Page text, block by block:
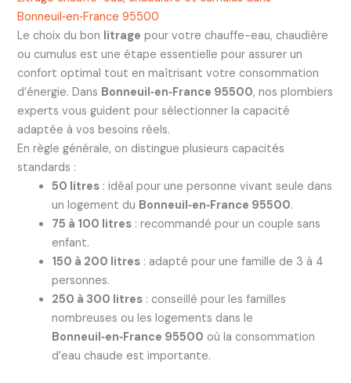
Bonneuil‑en‑France 95500
Le choix du bon litrage pour votre chauffe-eau, chaudière
ou cumulus est une étape essentielle pour assurer un
confort optimal tout en maîtrisant votre consommation
d’énergie. Dans Bonneuil‑en‑France 95500, nos plombiers
experts vous guident pour sélectionner la capacité
adaptée à vos besoins réels.
En règle générale, on distingue plusieurs capacités
standards :
50 litres: idéal pour une personne vivant seule dans
un logement du Bonneuil‑en‑France 95500.
75 à 100 litres: recommandé pour un couple sans
enfant.
150 à 200 litres: adapté pour une famille de 3 à 4
personnes.
250 à 300 litres: conseillé pour les familles
nombreuses ou les logements dans le
Bonneuil‑en‑France 95500 où la consommation
d’eau chaude est importante.